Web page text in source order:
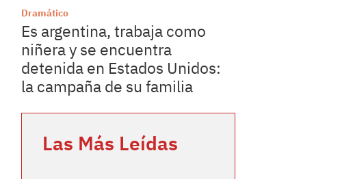
Dramático
Es argentina, trabaja como
niñera y se encuentra
detenida en Estados Unidos:
la campaña de su familia
Las Más Leídas